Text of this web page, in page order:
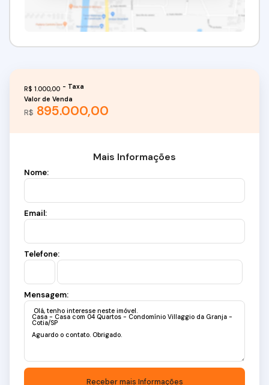
R$ 895.000,00
Valor de Venda
R$ 1.000,00
Mais Informações
Nome:
Email:
Telefone:
Mensagem: